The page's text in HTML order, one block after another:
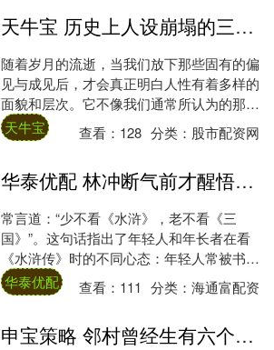
天牛宝 历史上人设崩塌的三位人物是谁？个个家喻户晓，个个颠覆三观！_沈括_匡衡_李绅
随着岁月的流逝，当我们放下那些固有的偏
见与成见后，才会真正明白人性有着多样的
面貌和层次。它不像我们通常所认为的那
样，只有善与恶的单一划分。许多人在我们
眼中似乎天....
天牛宝 查看： 128 分类： 股市配资网
华泰优配 林冲断气前才醒悟，难怪宋江鲁智深瞧不起他，你看林冲错杀了谁？_梁山_王伦_晁盖
常言道：“少不看《水浒》，老不看《三
国》”。这句话指出了年轻人和年长者在看
《水浒传》时的不同心态：年轻人常被书中
描绘的豪情和义气所吸引，而年长者则会更
加关注其中....
华泰优配 查看： 111 分类：海通富配资
申宝策略 邻村曾经生有六个儿子的范锁呐如今一家五条光棍听到让人唏嘘不已_阿惠_生活_家庭